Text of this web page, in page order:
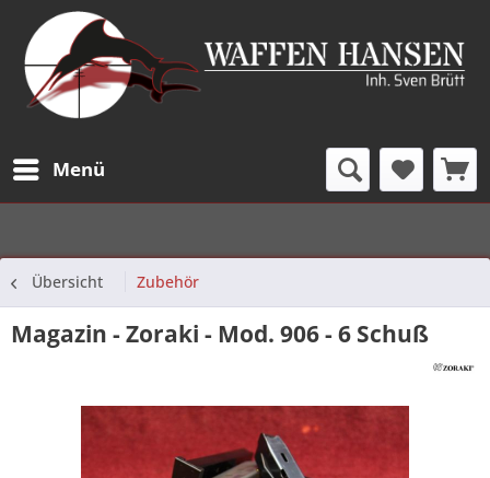
Menü
Übersicht Zubehör
Magazin - Zoraki - Mod. 906 - 6 Schuß